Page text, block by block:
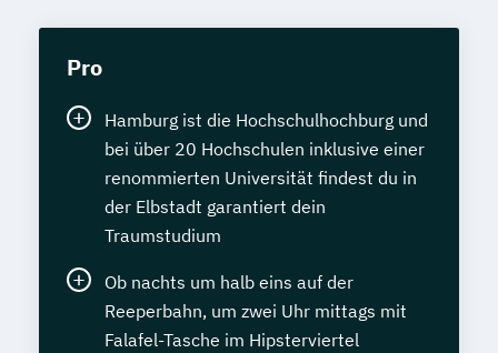
Pro
Hamburg ist die Hochschulhochburg und
bei über 20 Hochschulen inklusive einer
renommierten Universität findest du in
der Elbstadt garantiert dein
Traumstudium
Ob nachts um halb eins auf der
Reeperbahn, um zwei Uhr mittags mit
Falafel-Tasche im Hipsterviertel